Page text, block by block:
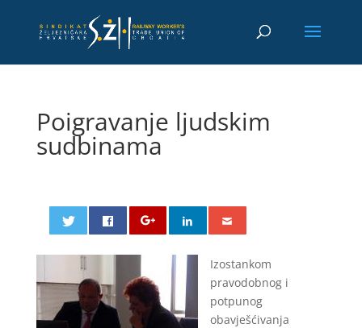
Poigravanje ljudskim
sudbinama
Izostankom
pravodobnog i
potpunog
obavješćivanja